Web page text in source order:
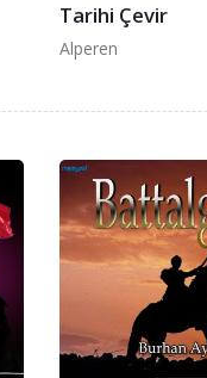
Tarihi Çevir
Alperen